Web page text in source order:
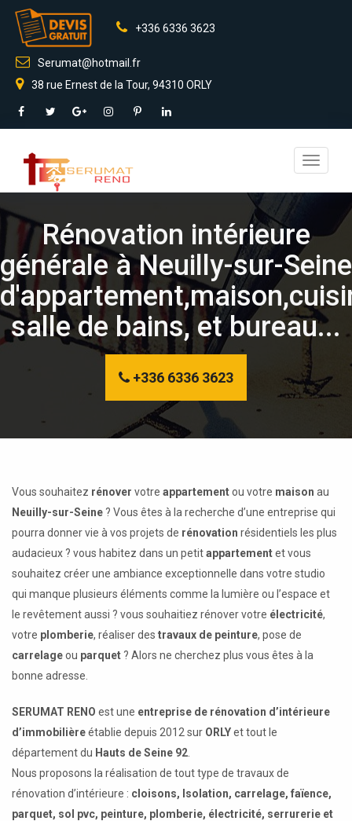
+336 6336 3623
Serumat@hotmail.fr
38 rue Ernest de la Tour, 94310 ORLY
Toggle
Rénovation intérieure
générale à Neuilly-sur-Seine
salle de bains, et bureau...
+336 6336 3623
Vous souhaitez rénover votre appartementou votre maison au
Neuilly-sur-Seine ? Vous êtes à la recherche d’une entreprise qui
pourra donner vie à vos projets de rénovation résidentiels les plus
audacieux ? vous habitez dans un petitappartementet vous
souhaitez créer une ambiance exceptionnelle dans votre studio
qui manque plusieurs éléments comme la lumière ou l’espace et
le revêtement aussi ? vous souhaitiez rénover votre électricité,
votre plomberie, réaliser des travaux de peinture, pose de
carrelageou parquet ? Alors ne cherchez plus vous êtes à la
bonne adresse.
SERUMAT RENO est une entreprise de rénovation d’intérieure
d’immobilièreétablie depuis 2012 sur ORLYet tout le
département du Hauts de Seine 92
Nous proposons la réalisation de tout type de travaux de
rénovation d’intérieure : cloisons, Isolation, carrelage, faïence,
parquet, sol pvc, peinture, plomberie, électricité, serrurerie et